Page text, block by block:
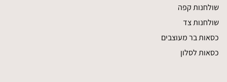
שולחנות קפה
שולחנות צד
כסאות בר מעוצבים
כסאות לסלון